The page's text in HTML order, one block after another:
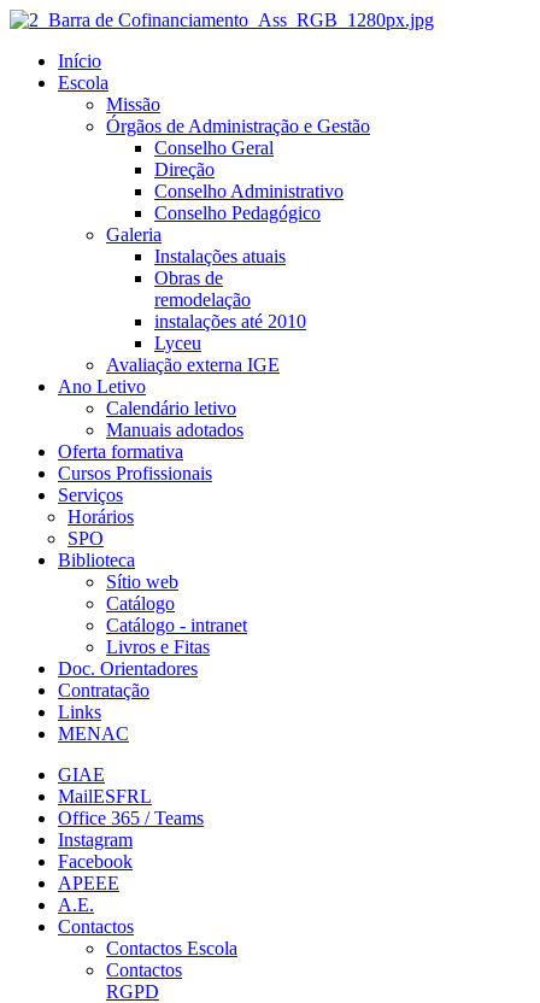
Início
Escola
Missão
Órgãos de Administração e Gestão
Conselho Geral
Direção
Conselho Administrativo
Conselho Pedagógico
Galeria
Instalações atuais
Obras de
remodelação
instalações até 2010
Lyceu
Avaliação externa IGE
Ano Letivo
Calendário letivo
Manuais adotados
Oferta formativa
Cursos Profissionais
Serviços
Horários
SPO
Biblioteca
Sítio web
Catálogo
Catálogo - intranet
Livros e Fitas
Doc. Orientadores
Contratação
Links
MENAC
GIAE
MailESFRL
Office 365 / Teams
Instagram
Facebook
APEEE
A.E.
Contactos
Contactos Escola
Contactos
RGPD